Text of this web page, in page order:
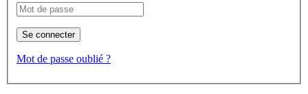
Se connecter
Mot de passe oublié ?